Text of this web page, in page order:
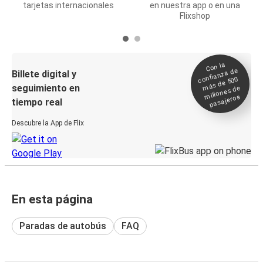
tarjetas internacionales
en nuestra app o en una
Flixshop
Billete digital y
seguimiento en
tiempo real
Descubre la App de Flix
Con la
confianza de
más de 500
millones de
pasajeros
En esta página
Paradas de autobús FAQ